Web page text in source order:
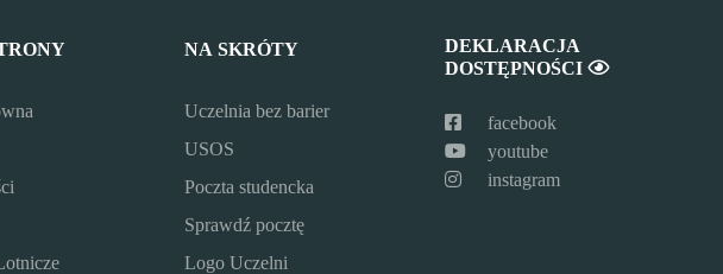
NA SKRÓTY
Uczelnia bez barier
USOS
Poczta studencka
Sprawdź pocztę
Logo Uczelni
DEKLARACJA
DOSTĘPNOŚCI
facebook
youtube
instagram